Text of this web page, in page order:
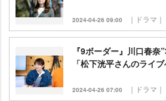
2024-04-26 09:00 ｜ドラマ｜
『9ボーダー』川口春
「松下洸平さんのライ
2024-04-26 07:00 ｜ドラマ｜